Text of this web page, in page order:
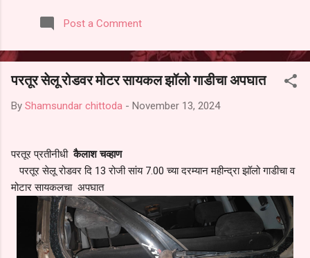
पालकांना देण्यात आली नसल्याने मोठ्या संख्येने पालक बैठकीस उपस्थित राहू शकले
नाहीत. तसेच सर्व पालकांना विश्वासात न घेता निवड प्रक्रिया पूर्ण करण्यात
करण्यात यावी आणि सर्व पालकांच्या उपस्थितीत मतदान पद्धतीने शालेय समितीची
फेरनिवडणूक घेण्यात यावी, अशी मागणी पालकांनी केली आहे. या निवेदनाच्या प्रती
परतूर यांनाही पाठविण्यात आल्या असून प्रशासन याबाबत काय निर्णय घेते, याकडे
Post a Comment
परतूर सेलू रोडवर मोटर सायकल झॉलो गाडीचा अपघात
By Shamsundar chittoda - November 13, 2024
परतूर प्रतीनीधीकैलाश चव्हाण
परतूर सेलू रोडवर दि 13 रोजी सांय 7.00 च्या दरम्यान महीन्द्रा झॉलो गाडीचा व
मोटार सायकलचा अपघात